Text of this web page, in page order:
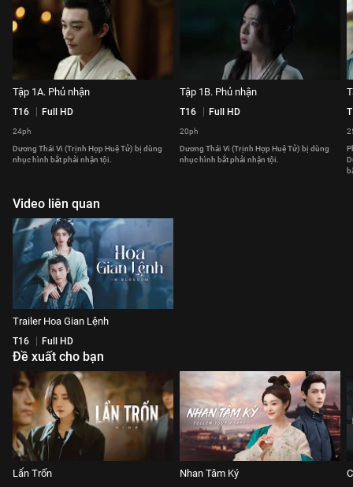
Tập 1A. Phủ nhận
T16 Full HD
24ph
Dương Thái Vi (Trịnh Hợp Huệ Tử) bị dùng
nhục hình bắt phải nhận tội.
Tập 1B. Phủ nhận
T16 Full HD
20ph
Dương Thái Vi (Trịnh Hợp Huệ Tử) bị dùng
nhục hình bắt phải nhận tội.
Video liên quan
Trailer Hoa Gian Lệnh
T16 Full HD
Đề xuất cho bạn
Lẩn Trốn Nhan Tâm Ký